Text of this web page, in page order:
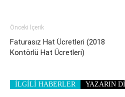
Önceki İçerik
Faturasız Hat Ücretleri (2018
Kontörlü Hat Ücretleri)
İLGİLİ HABERLER YAZARIN